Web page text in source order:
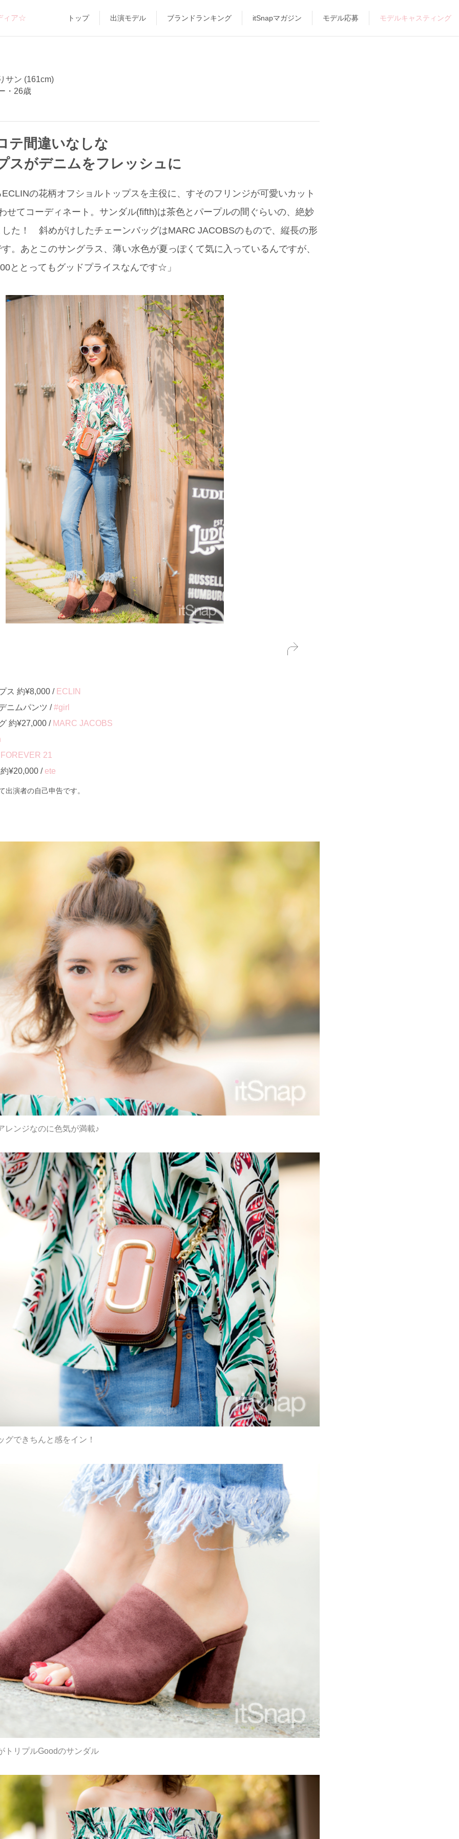
ィア☆ トップ 出演モデル ブランドランキング itSnapマガジン モデル応募 モデルキャスティング
サン (161cm)
・26歳
テ間違いなしな
スがデニムをフレッシュに
の花柄オフショルトップスを主役に、すそのフリンジが可愛いカット
せてコーディネート。サンダル(fifth)は茶色とパープルの間ぐらいの、絶妙
た！ 斜めがけしたチェーンバッグはMARC JACOBSのもので、縦長の形
。あとこのサングラス、薄い水色が夏っぽくて気に入っているんですが、
ととってもグッドプライスなんです☆」
ス 約¥8,000 / ECLIN
ニムパンツ /#girl
約¥27,000 / MARC JACOBS
FOREVER 21
¥20,000 / ete
演者の自己申告です。
レンジなのに色気が満載♪
できちんと感をイン！
トリプルGoodのサンダル